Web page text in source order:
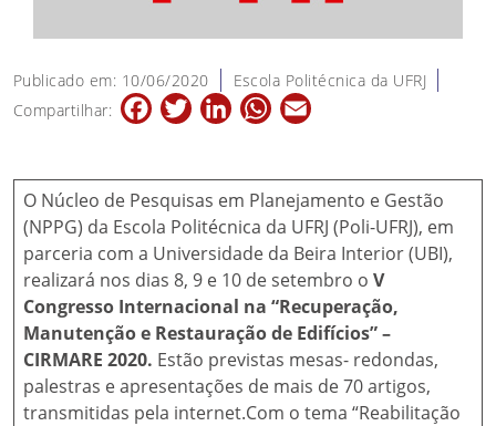
Publicado em: 10/06/2020
Escola Politécnica da UFRJ
Compartilhar:
FacebookTwitterLinkedInWhatsApp
O Núcleo de Pesquisas em Planejamento e Gestão
(NPPG) da Escola Politécnica da UFRJ (Poli-UFRJ), em
parceria com a Universidade da Beira Interior (UBI),
realizará nos dias 8, 9 e 10 de setembro o V
Congresso Internacional na “Recuperação,
Manutenção e Restauração de Edifícios” –
CIRMARE 2020. Estão previstas mesas- redondas,
palestras e apresentações de mais de 70 artigos,
transmitidas pela internet.Com o tema “Reabilitação